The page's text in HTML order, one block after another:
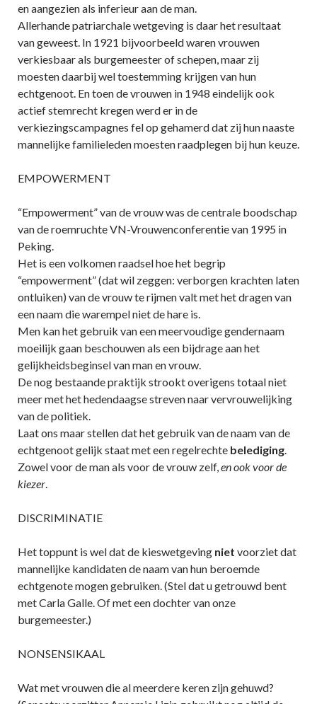
en aangezien als inferieur aan de man.
Allerhande patriarchale wetgeving is daar het resultaat
van geweest. In 1921 bijvoorbeeld waren vrouwen
verkiesbaar als burgemeester of schepen, maar zij
moesten daarbij wel toestemming krijgen van hun
echtgenoot. En toen de vrouwen in 1948 eindelijk ook
actief stemrecht kregen werd er in de
verkiezingscampagnes fel op gehamerd dat zij hun naaste
mannelijke familieleden moesten raadplegen bij hun keuze.
EMPOWERMENT
“Empowerment” van de vrouw was de centrale boodschap
van de roemruchte VN-Vrouwenconferentie van 1995 in
Peking.
Het is een volkomen raadsel hoe het begrip
“empowerment” (dat wil zeggen: verborgen krachten laten
ontluiken) van de vrouw te rijmen valt met het dragen van
een naam die warempel niet de hare is.
Men kan het gebruik van een meervoudige gendernaam
moeilijk gaan beschouwen als een bijdrage aan het
gelijkheidsbeginsel van man en vrouw.
De nog bestaande praktijk strookt overigens totaal niet
meer met het hedendaagse streven naar vervrouwelijking
van de politiek.
Laat ons maar stellen dat het gebruik van de naam van de
echtgenoot gelijk staat met een regelrechte belediging.
Zowel voor de man als voor de vrouw zelf,en ook voor de
kiezer.
DISCRIMINATIE
Het toppunt is wel dat de kieswetgeving niet voorziet dat
mannelijke kandidaten de naam van hun beroemde
echtgenote mogen gebruiken. (Stel dat u getrouwd bent
met Carla Galle. Of met een dochter van onze
burgemeester.)
NONSENSIKAAL
Wat met vrouwen die al meerdere keren zijn gehuwd?